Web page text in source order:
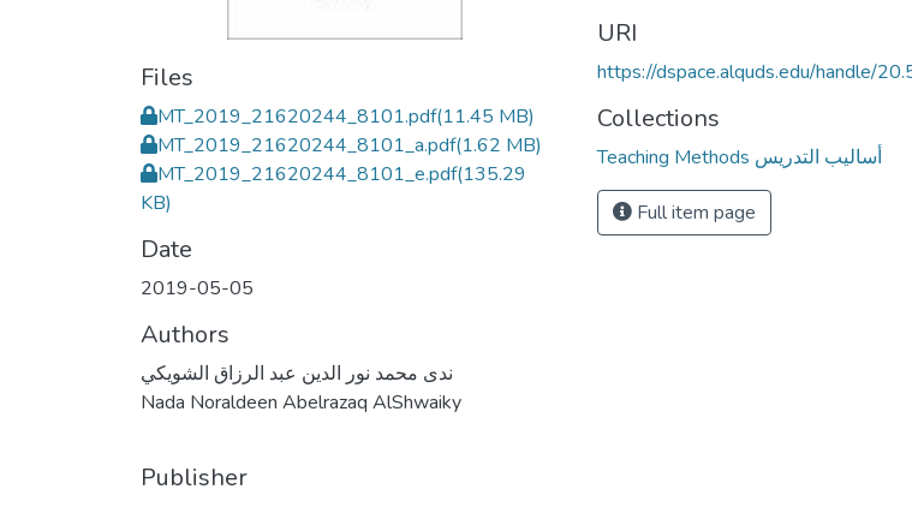
Files
MT_2019_21620244_8101.pdf(11.45 MB)
MT_2019_21620244_8101_a.pdf(1.62 MB)
MT_2019_21620244_8101_e.pdf(135.29
KB)
Date
2019-05-05
Authors
ندى محمد نور الدين عبد الرزاق الشويكي
Nada Noraldeen Abelrazaq AlShwaiky
Publisher
URI
https://dspace.alquds.edu/handle/
Collections
Teaching Methods أساليب التدريس
Full item page